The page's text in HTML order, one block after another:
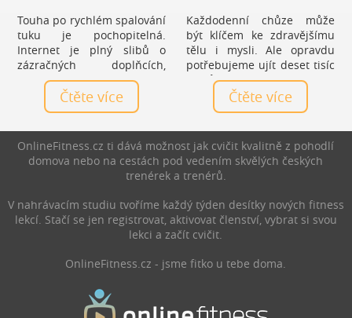
Touha po rychlém spalování
tuku je pochopitelná.
Internet je plný slibů o
zázračných doplňcích,
čajích a tabletách, které
mají vyřešit hubnutí bez
námahy. Realita je ale méně
praktičtější: nejúčinnější
spalovače nejsou produkty,
ale každodenní návyky.
Čtěte více
Každodenní chůze může
být klíčem ke zdravějšímu
tělu i mysli. Ale opravdu
potřebujeme ujít deset tisíc
kroků denně, nebo je to jen
mýtus? Zjistěte, jaký počet
kroků je ideální právě pro
zdraví.
Čtěte více
OnlineFitness.cz ti dává možnost jak cvičit kvalitně z pohodlí
domova nebo na cestách pod vedením skvělých českých
trenérek a trenérů.
V nahrávacím studiu tvoříme každý týden desítky nových fitness
lekcí. Stačí se jen registrovat, aktivovat členství, vybrat si svou
lekci a začít cvičit.
OnlineFitness.cz - jsme fitko u tebe doma.